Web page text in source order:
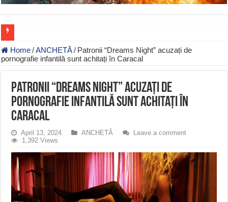
Home/ANCHETĂ/ Patronii “Dreams Night” acuzați de
pornografie infantilă sunt achitați în Caracal
Patronii “Dreams Night” acuzați de
pornografie infantilă sunt achitați în
Caracal
April 13, 2024 ANCHETĂ
Leave a comment
1,392 Views